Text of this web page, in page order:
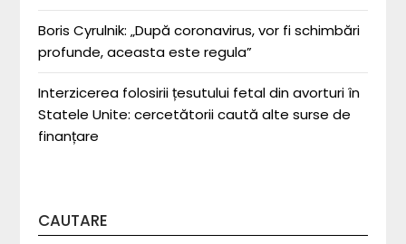
Boris Cyrulnik: „După coronavirus, vor fi schimbări
profunde, aceasta este regula”
Interzicerea folosirii țesutului fetal din avorturi în
Statele Unite: cercetătorii caută alte surse de
finanțare
CAUTARE